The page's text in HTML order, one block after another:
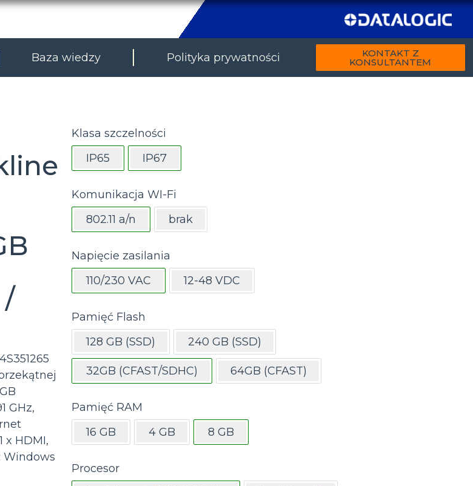
Baza wiedzy Polityka prywatności KONTAKT Z
KONSULTANTEM
/
GHz,
x HDMI,
Windows
Klasa szczelności
IP65
IP67
Komunikacja WI-Fi
802.11 a/n
brak
Napięcie zasilania
110/230 VAC
12-48 VDC
Pamięć Flash
128 GB (SSD)
240 GB (SSD)
32GB (CFAST/SDHC) 64GB (CFAST)
Pamięć RAM
16 GB
4 GB 8 GB
Procesor